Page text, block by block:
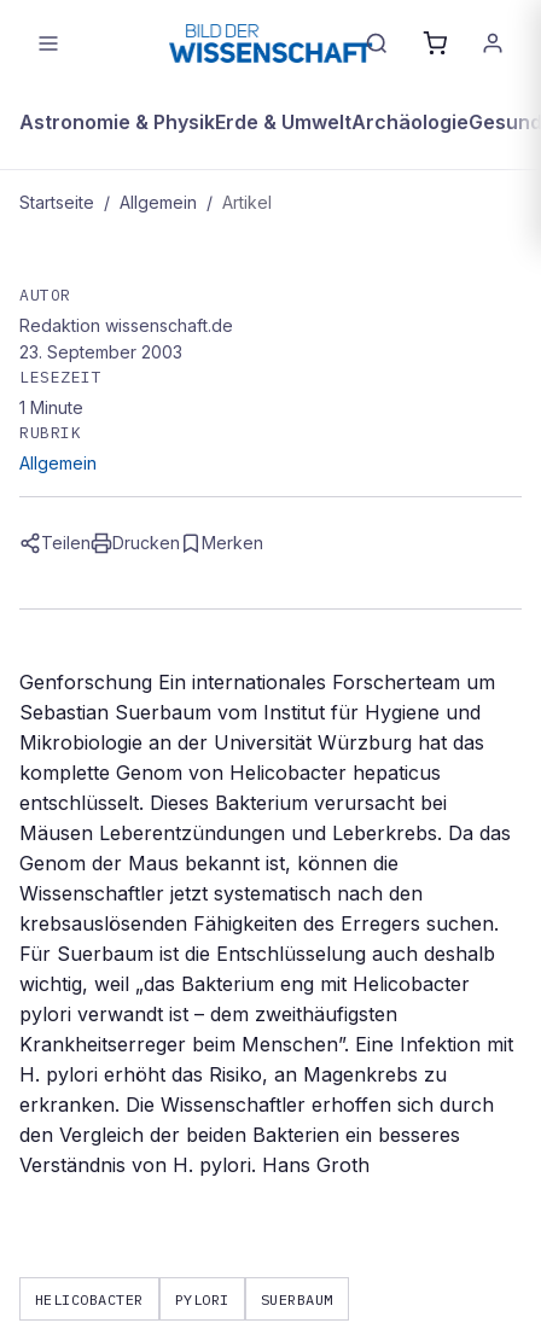
Astronomie & PhysikErde & UmweltArchäologie
Startseite / Allgemein / Artikel
Krebserreger entschlüsselt
AUTOR
Redaktion wissenschaft.de
23. September 2003
LESEZEIT
1 Minute
RUBRIK
Allgemein
Teilen Drucken Merken
Genforschung Ein internationales Forscherteam um
Sebastian Suerbaum vom Institut für Hygiene und
Mikrobiologie an der Universität Würzburg hat das
komplette Genom von Helicobacter hepaticus
entschlüsselt. Dieses Bakterium verursacht bei
Mäusen Leberentzündungen und Leberkrebs. Da das
Genom der Maus bekannt ist, können die
Wissenschaftler jetzt systematisch nach den
krebsauslösenden Fähigkeiten des Erregers suchen.
Für Suerbaum ist die Entschlüsselung auch deshalb
wichtig, weil „das Bakterium eng mit Helicobacter
pylori verwandt ist – dem zweithäufigsten
Krankheitserreger beim Menschen”. Eine Infektion mit
H. pylori erhöht das Risiko, an Magenkrebs zu
erkranken. Die Wissenschaftler erhoffen sich durch
den Vergleich der beiden Bakterien ein besseres
Verständnis von H. pylori. Hans Groth
HELICOBACTER PYLORI SUERBAUM